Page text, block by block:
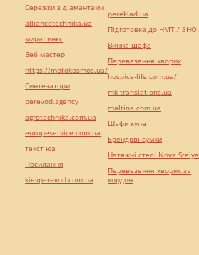
Сережки з діамантами
alliancetechnika.ua
миралинкс
Веб мастер
https://motokosmos.ua/
Синтезатори
perevod.agency
agrotechnika.com.ua
europeservice.com.ua
текст юа
Посилання
kievperevod.com.ua
pereklad.ua
Підготовка до НМТ / ЗНО
Винна шафа
Перевезення хворих
hospice-life.com.ua/
mk-translations.ua
maltina.com.ua
Шафи купе
Брендові сумки
Натяжні стелі Nova Stelya
Перевезення хворих за
кордон